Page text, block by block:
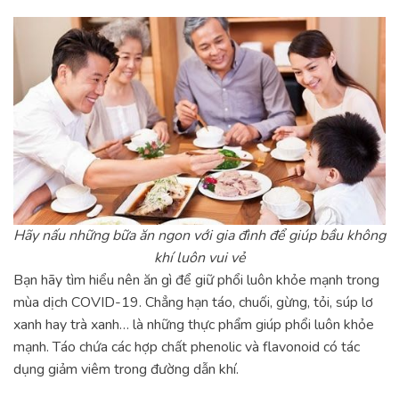
Hãy nấu những bữa ăn ngon với gia đình để giúp bầu không
khí luôn vui vẻ
Bạn hãy tìm hiểu nên ăn gì để giữ phổi luôn khỏe mạnh trong
mùa dịch COVID-19. Chẳng hạn táo, chuối, gừng, tỏi, súp lơ
xanh hay trà xanh… là những thực phẩm giúp phổi luôn khỏe
mạnh. Táo chứa các hợp chất phenolic và flavonoid có tác
dụng giảm viêm trong đường dẫn khí.